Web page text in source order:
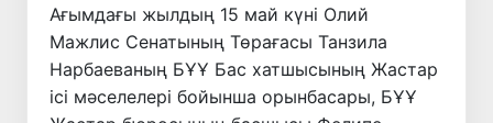
Ағымдағы жылдың 15 май күні Олий
Мажлис Сенатының Төрағасы Танзила
Нарбаеваның БҰҰ Бас хатшысының Жастар
ісі мәселелері бойынша орынбасары, БҰҰ